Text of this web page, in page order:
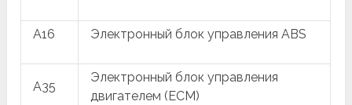
A16 Электронный блок управления ABS
A35
Электронный блок управления
двигателем (ECM)